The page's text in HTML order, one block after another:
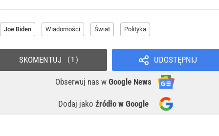
Joe Biden Wiadomości Świat Polityka
UDOSTĘPNIJ
Obserwuj nas w Google News
Dodaj jako źródło w Google
SKOMENTUJ 1